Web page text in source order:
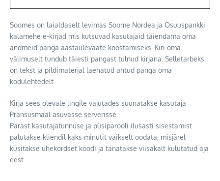
Soomes on laialdaselt levimas Soome Nordea ja Osuuspankki
kalamehe e-kirjad mis kutsuvad kasutajaid täiendama oma
andmeid panga aastaülevaate koostamiseks. Kiri oma
välimuselt tundub täiesti pangast tulnud kirjana. Selletarbeks
on tekst ja pildimaterjal laenatud antud panga oma
kodulehtedelt.
Kirja sees olevale lingile vajutades suunatakse kasutaja
Pransusmaal asuvasse serverisse.
Pärast kasutajatunnuse ja püsiparooli ilusasti sisestamist
palutakse kliendil kaks minutit vaikselt oodata, misjärel
küsitakse ühekordset koodi ja tänatakse viisakalt kulutatud aja
eest.